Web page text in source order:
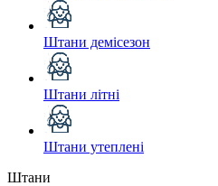
Штани демісезон
Штани літні
Штани утеплені
Штани